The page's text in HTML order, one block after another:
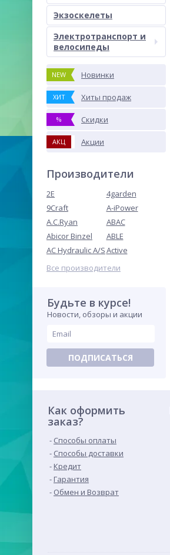
Экзоскелеты
Электротранспорт и
велосипеды
NEW Новинки
ХИТ Хиты продаж
% Скидки
АКЦ Акции
Производители
2E
4garden
9Craft
A-iPower
A.C.Ryan
ABAC
Abicor Binzel
ABLE
AC Hydraulic A/SActive
Все производители
Будьте в курсе!
Новости, обзоры и акции
ПОДПИСАТЬСЯ
Как оформить
заказ?
Способы оплаты
Способы доставки
Кредит
Гарантия
Обмен и Возврат